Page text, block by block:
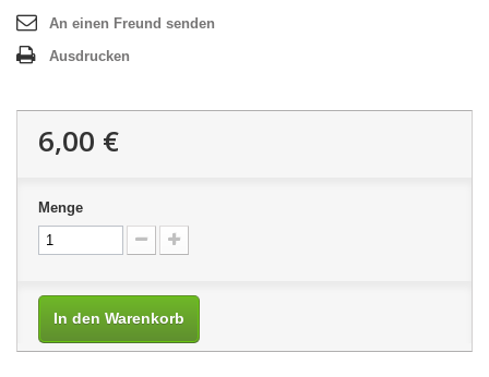
An einen Freund senden
Ausdrucken
6,00 €
Menge
In den Warenkorb